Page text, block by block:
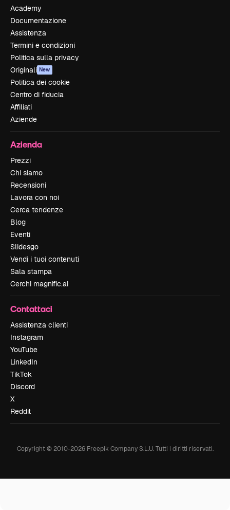
Academy
Documentazione
Assistenza
Termini e condizioni
Politica sulla privacy
Originali New
Politica dei cookie
Centro di fiducia
Affiliati
Aziende
Azienda
Prezzi
Chi siamo
Recensioni
Lavora con noi
Cerca tendenze
Blog
Eventi
Slidesgo
Vendi i tuoi contenuti
Sala stampa
Cerchi magnific.ai
Contattaci
Assistenza clienti
Instagram
YouTube
LinkedIn
TikTok
Discord
X
Reddit
Copyright © 2010-2026Freepik Company S.L.U. Tutti i diritti riservati.